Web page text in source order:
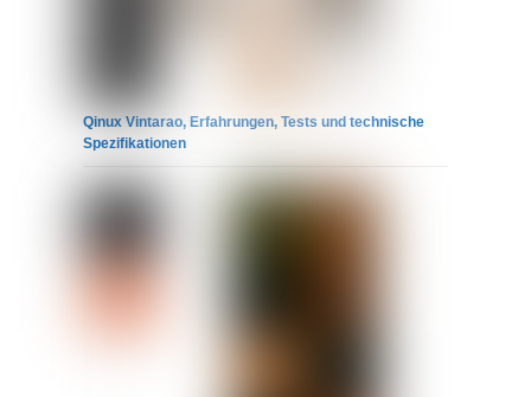
Qinux Vintarao, Erfahrungen, Tests und technische
Spezifikationen